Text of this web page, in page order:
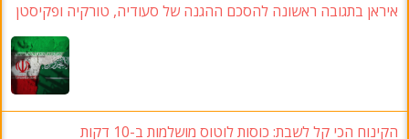
איראן בתגובה ראשונה להסכם ההגנה של סעודיה, טורקיה ופקיסטן
הקינוח הכי קל לשבת: כוסות לוטוס מושלמות ב-10 דקות